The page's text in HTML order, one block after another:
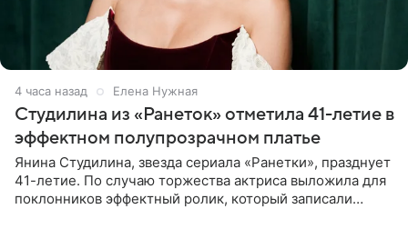
4 часа назад Елена Нужная
Студилина из «Ранеток» отметила 41-летие в
эффектном полупрозрачном платье
Янина Студилина, звезда сериала «Ранетки», празднует
41-летие. По случаю торжества актриса выложила для
поклонников эффектный ролик, который записали